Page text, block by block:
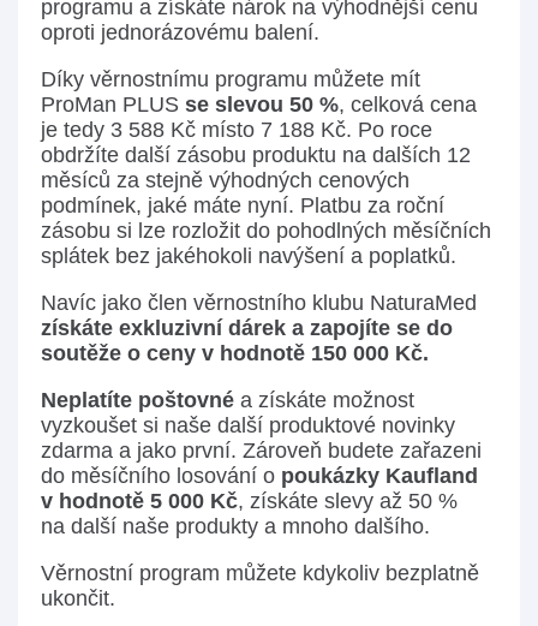
programu a získáte nárok na výhodnější cenu
oproti jednorázovému balení.
Díky věrnostnímu programu můžete mít
ProMan PLUS se slevou 50 %, celková cena
je tedy 3 588 Kč místo 7 188 Kč. Po roce
obdržíte další zásobu produktu na dalších 12
měsíců za stejně výhodných cenových
podmínek, jaké máte nyní. Platbu za roční
zásobu si lze rozložit do pohodlných měsíčních
splátek bez jakéhokoli navýšení a poplatků.
Navíc jako člen věrnostního klubu NaturaMed
získáte exkluzivní dárek a zapojíte se do
soutěže o ceny v hodnotě 150 000 Kč.
Neplatíte poštovnéa získáte možnost
vyzkoušet si naše další produktové novinky
zdarma a jako první. Zároveň budete zařazeni
do měsíčního losování o poukázky Kaufland
v hodnotě 5 000 Kč, získáte slevy až 50 %
na další naše produkty a mnoho dalšího.
Věrnostní program můžete kdykoliv bezplatně
ukončit.